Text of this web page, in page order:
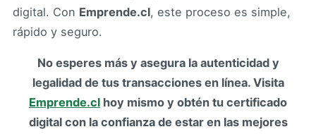
digital. Con Emprende.cl, este proceso es simple,
rápido y seguro.
No esperes más y asegura la autenticidad y
legalidad de tus transacciones en línea. Visita
Emprende.cl hoy mismo y obtén tu certificado
digital con la confianza de estar en las mejores